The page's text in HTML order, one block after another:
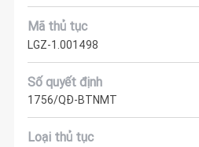
Mã thủ tục
LGZ-1.001498
Số quyết định
1756/QĐ-BTNMT
Loại thủ tục